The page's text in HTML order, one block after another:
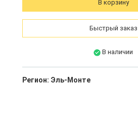
В корзину
Быстрый заказ
В наличии
Регион: Эль-Монте